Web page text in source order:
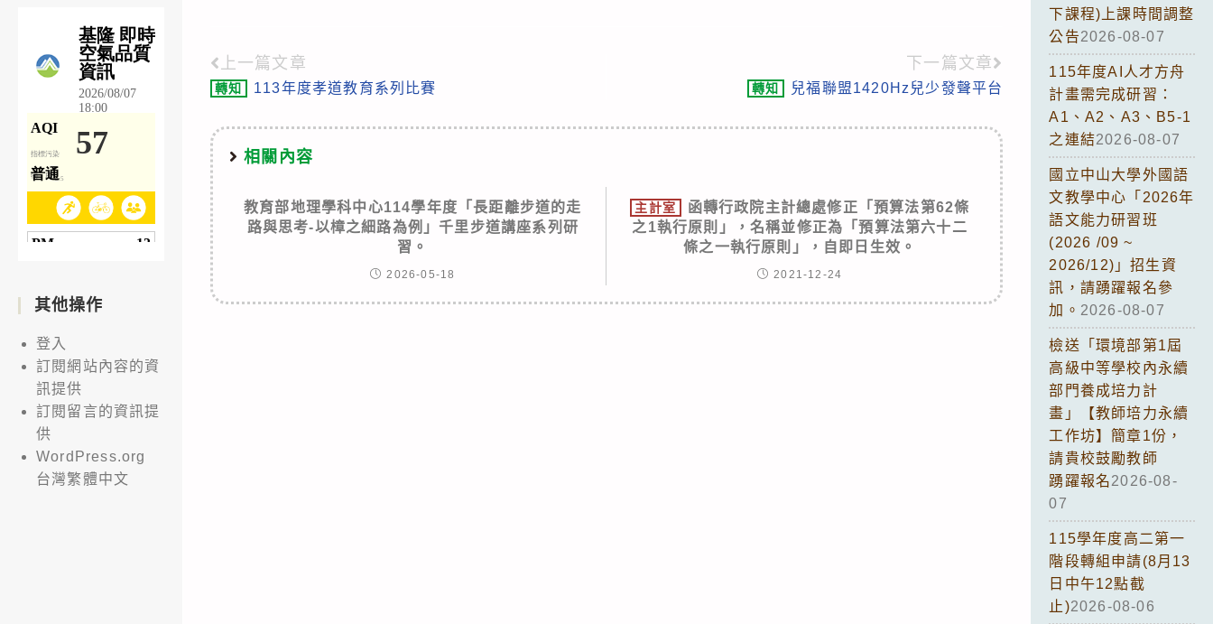
Read
more
articles
上一篇文章
轉知 113年度孝道教育系列比賽
下一篇文章
轉知 兒福聯盟1420Hz兒少發聲平台
相關內容
教育部地理學科中心114學年度「長距離步道的走
路與思考-以樟之細路為例」千里步道講座系列研
習。
2026-05-18
主計室
函轉行政院主計總處修正「預算法第62條
之1執行原則」，名稱並修正為「預算法第六十二
條之一執行原則」，自即日生效。
2021-12-24
其他操作
登入
訂閱網站內容的資
訊提供
訂閱留言的資訊提
供
WordPress.org
台灣繁體中文
下課程)上課時間調整
公告2026-08-07
115年度AI人才方舟
計畫需完成研習：
A1、A2、A3、B5-1
之連結2026-08-07
國立中山大學外國語
文教學中心「2026年
語文能力研習班
(2026 /09 ~
2026/12)」招生資
訊，請踴躍報名參
加。 2026-08-07
檢送「環境部第1屆
高級中等學校內永續
部門養成培力計
畫」【教師培力永續
工作坊】簡章1份，
請貴校鼓勵教師
踴躍報名2026-08-
07
115學年度高二第一
階段轉組申請(8月13
日中午12點截
止)2026-08-06